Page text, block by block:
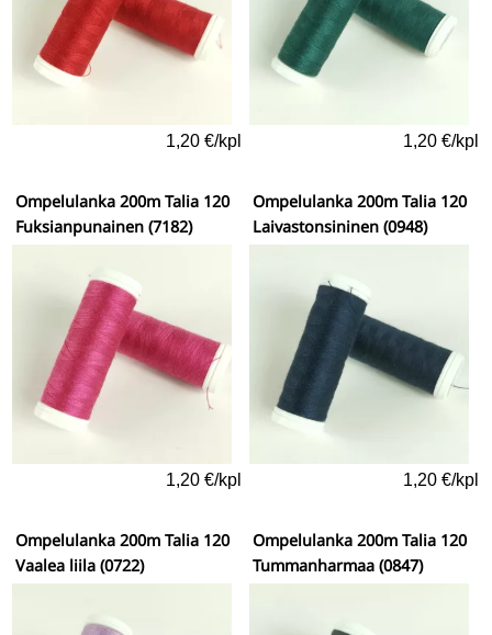
1,20 €/kpl 1,20 €/kpl
Ompelulanka 200m Talia 120
Fuksianpunainen (7182)
1,20 €/kpl
Ompelulanka 200m Talia 120
Laivastonsininen (0948)
1,20 €/kpl
Ompelulanka 200m Talia 120
Vaalea liila (0722)
Ompelulanka 200m Talia 120
Tummanharmaa (0847)